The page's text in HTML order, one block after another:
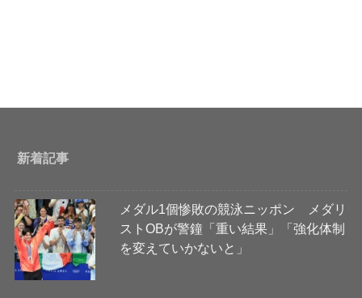
新着記事
メダル1個惨敗の競泳ニッポン メダリ
ストOBが警鐘「重い結果」「強化体制
を変えていかないと」